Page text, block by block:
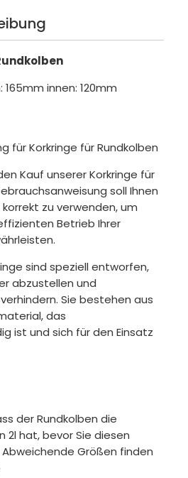
innen: 120mm
für Korkringe für Rundkolben
Kauf unserer Korkringe für
soll Ihnen
zu verwenden, um
Betrieb Ihrer
sind speziell entworfen,
abzustellen und
Sie bestehen aus
das
ist und sich für den Einsatz
der Rundkolben die
2l hat, bevor Sie diesen
Größen finden